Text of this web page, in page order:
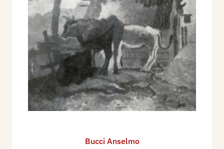
Bucci Anselmo